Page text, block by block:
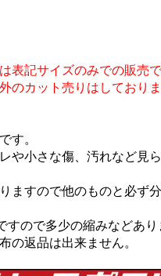
表記サイズのみでの販売で
のカット売りはしておりま
す。
や小さな傷、汚れなど見
ますので他のものと必ず
すので多少の縮みなどあり
の返品は出来ません。